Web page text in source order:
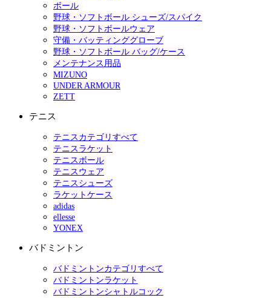
ボール
野球・ソフトボール シューズ/スパイク
野球・ソフトボールウェア
守備・バッティンググローブ
野球・ソフトボール バッグ/ケース
メンテナンス用品
MIZUNO
UNDER ARMOUR
ZETT
テニス
テニスカテゴリすべて
テニスラケット
テニスボール
テニスウェア
テニスシューズ
ラケットケース
adidas
ellesse
YONEX
バドミントン
バドミントンカテゴリすべて
バドミントンラケット
バドミントンシャトルコック